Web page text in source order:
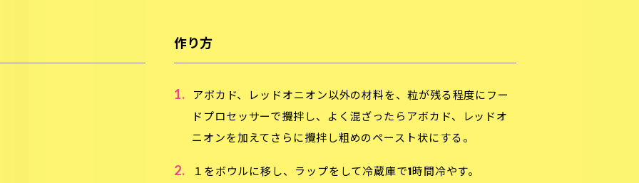
作り方
1.
アボカド、レッドオニオン以外の材料を、粒が残る程度にフー
ドプロセッサーで攪拌し、よく混ざったらアボカド、レッドオ
ニオンを加えてさらに攪拌し粗めのペースト状にする。
2. １をボウルに移し、ラップをして冷蔵庫で1時間冷やす。